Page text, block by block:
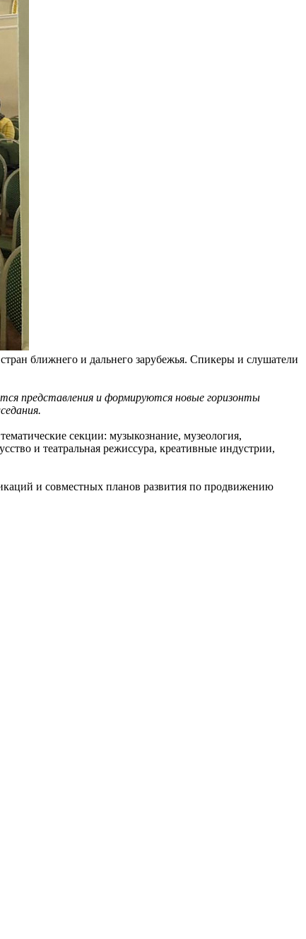
ближнего и дальнего зарубежья. Спикеры и слушатели
представления и формируются новые горизонты
секции: музыкознание, музеология,
и театральная режиссура, креативные индустрии,
и совместных планов развития по продвижению